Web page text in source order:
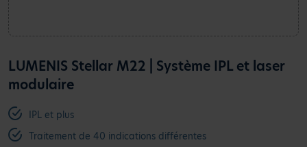
LUMENIS Stellar M22 | Système IPL et laser
modulaire
IPL et plus
Traitement de 40 indications différentes